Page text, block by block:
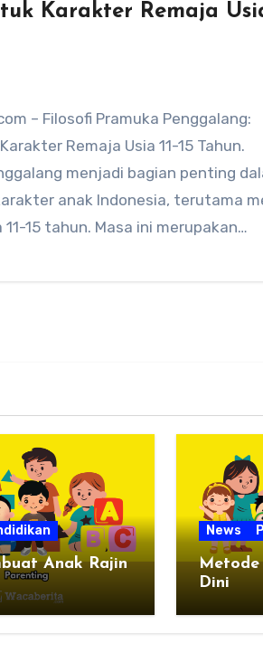
Karakter Remaja
– Filosofi Pramuka Penggalang:
Remaja Usia 11-15 Tahun.
menjadi bagian penting
anak Indonesia, terutama
15 tahun. Masa ini merupakan…
Anak Rajin
News
Metode
Dini